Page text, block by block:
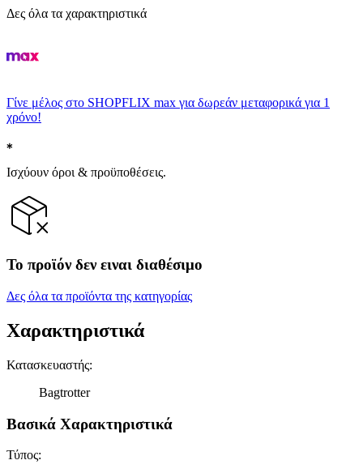
Δες όλα τα χαρακτηριστικά
Γίνε μέλος στο SHOPFLIX max για δωρεάν μεταφορικά για 1
χρόνο!
Ισχύουν όροι & προϋποθέσεις.
Το προϊόν δεν ειναι διαθέσιμο
Δες όλα τα προϊόντα της κατηγορίας
Χαρακτηριστικά
Κατασκευαστής:
Bagtrotter
Βασικά Χαρακτηριστικά
Τύπος: